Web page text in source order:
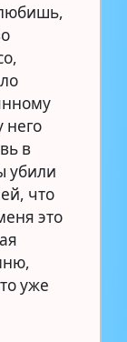
него
в
убили
что
это
уже